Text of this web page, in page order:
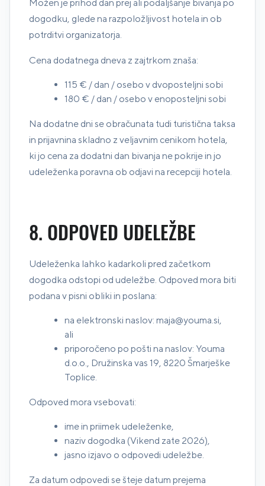
Možen je prihod dan prej ali podaljšanje bivanja po
dogodku, glede na razpoložljivost hotela in ob
potrditvi organizatorja.
Cena dodatnega dneva z zajtrkom znaša:
115 € / dan / osebo v dvoposteljni sobi
180 € / dan / osebo v enoposteljni sobi
Na dodatne dni se obračunata tudi turistična taksa
in prijavnina skladno z veljavnim cenikom hotela,
ki jo cena za dodatni dan bivanja ne pokrije in jo
udeleženka poravna ob odjavi na recepciji hotela.
8. ODPOVED UDELEŽBE
Udeleženka lahko kadarkoli pred začetkom
dogodka odstopi od udeležbe. Odpoved mora biti
podana v pisni obliki in poslana:
na elektronski naslov: maja@youma.si,
ali
priporočeno po pošti na naslov: Youma
d.o.o., Družinska vas 19, 8220 Šmarješke
Toplice.
Odpoved mora vsebovati:
ime in priimek udeleženke,
naziv dogodka (Vikend zate 2026),
jasno izjavo o odpovedi udeležbe.
Za datum odpovedi se šteje datum prejema